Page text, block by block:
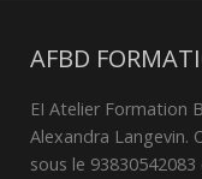
AFBD
EI Atelier Formation
Alexandra Langevin.
sous le